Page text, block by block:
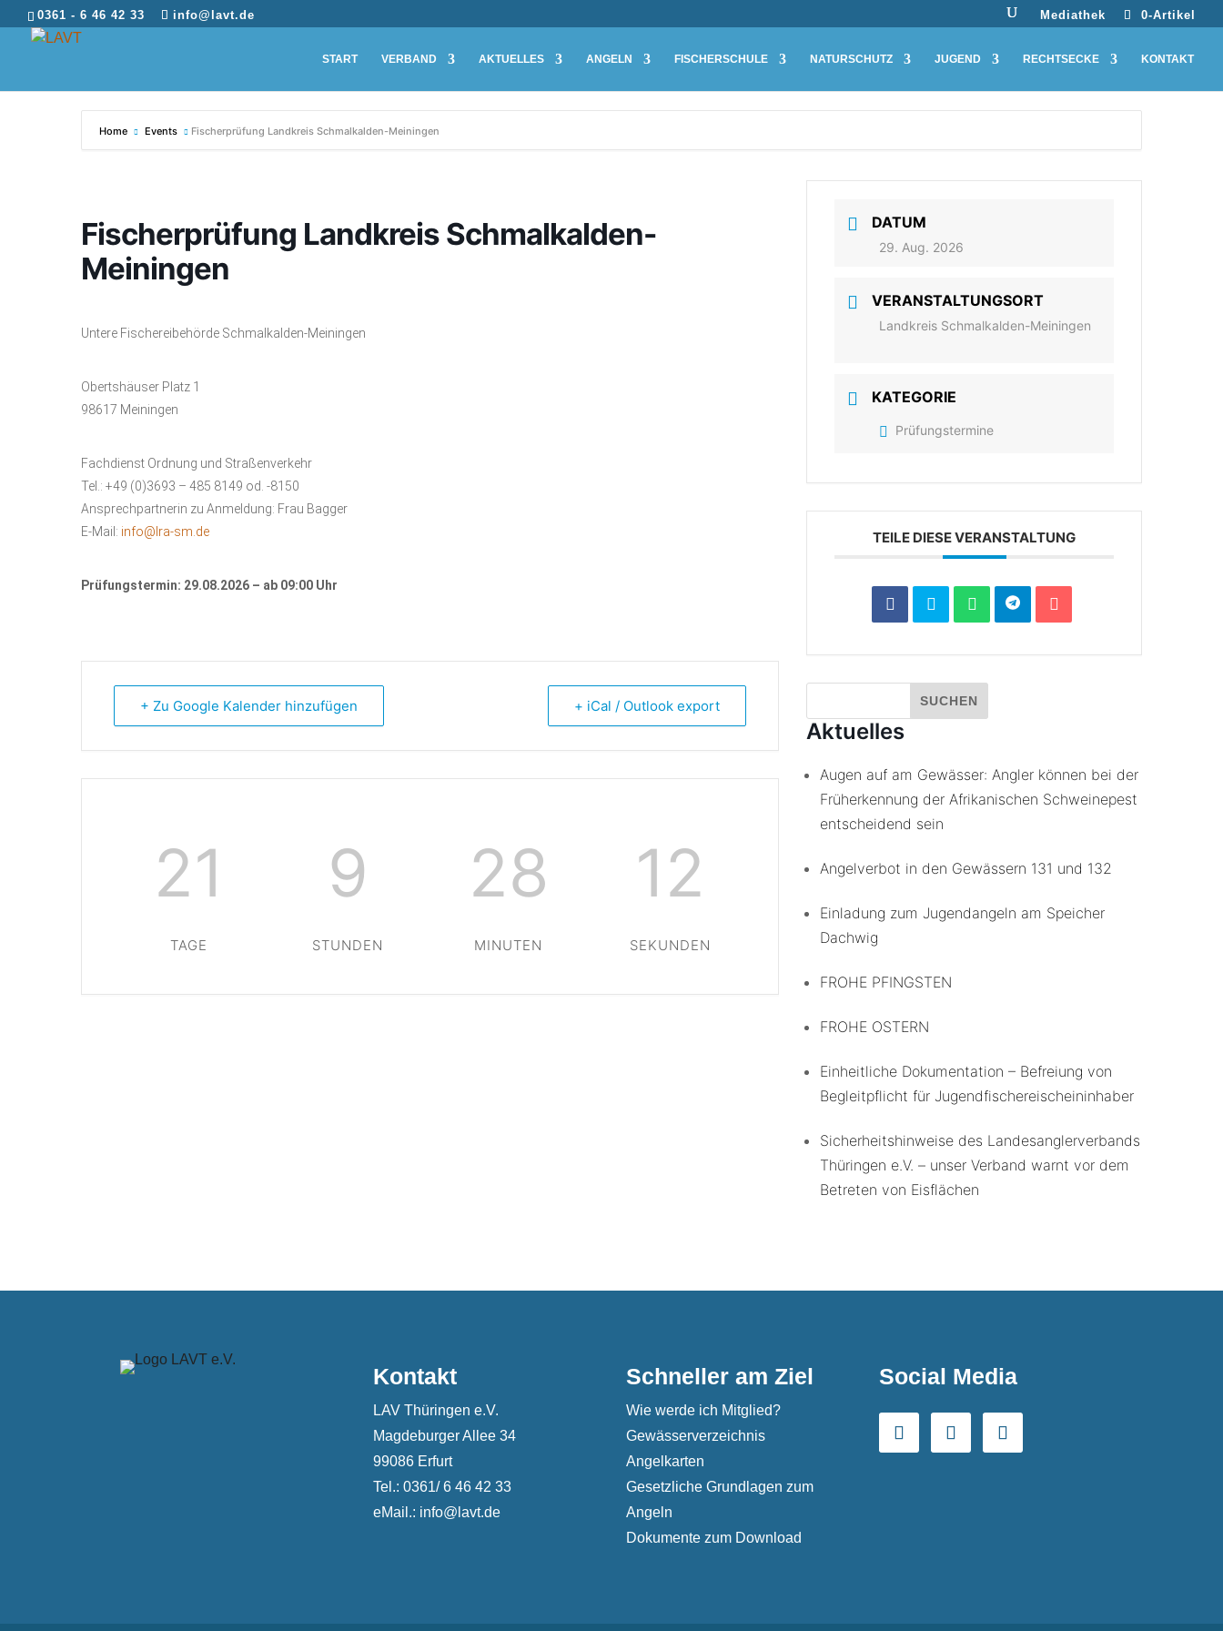
0361 - 6 46 42 33 info@lavt.de Mediathek 0-Artikel
START VERBAND AKTUELLES ANGELN FISCHERSCHULE NATURSCHUTZ JUGEND RECHTSECKE KONTAKT
Home Events Fischerprüfung Landkreis Schmalkalden-Meiningen
Fischerprüfung Landkreis Schmalkalden-
Meiningen
Untere Fischereibehörde Schmalkalden-Meiningen
Obertshäuser Platz 1
98617 Meiningen
Fachdienst Ordnung und Straßenverkehr
Tel.: +49 (0)3693 – 485 8149 od. -8150
Ansprechpartnerin zu Anmeldung: Frau Bagger
E-Mail: info@lra-sm.de
Prüfungstermin: 29.08.2026 – ab 09:00 Uhr
+ Zu Google Kalender hinzufügen + iCal / Outlook export
21
TAGE
9
STUNDEN
28
MINUTEN
12
SEKUNDEN
DATUM
29. Aug. 2026
VERANSTALTUNGSORT
Landkreis Schmalkalden-Meiningen
KATEGORIE
Prüfungstermine
TEILE DIESE VERANSTALTUNG
Aktuelles
Augen auf am Gewässer: Angler können bei der
Früherkennung der Afrikanischen Schweinepest
entscheidend sein
Angelverbot in den Gewässern 131 und 132
Einladung zum Jugendangeln am Speicher
Dachwig
FROHE PFINGSTEN
FROHE OSTERN
Einheitliche Dokumentation – Befreiung von
Begleitpflicht für Jugendfischereischeininhaber
Sicherheitshinweise des Landesanglerverbands
Thüringen e.V. – unser Verband warnt vor dem
Betreten von Eisflächen
Kontakt
LAV Thüringen e.V.
Magdeburger Allee 34
99086 Erfurt
Tel.: 0361/ 6 46 42 33
eMail.: info@lavt.de
Schneller am Ziel
Wie werde ich Mitglied?
Gewässerverzeichnis
Angelkarten
Gesetzliche Grundlagen zum
Angeln
Dokumente zum Download
Social Media